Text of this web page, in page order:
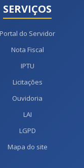
SERVIÇOS
Portal do Servidor
Nota Fiscal
IPTU
Licitações
Ouvidoria
LAI
LGPD
Mapa do site